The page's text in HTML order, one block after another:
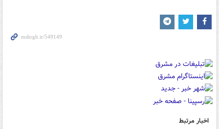
اخبار مرتبط